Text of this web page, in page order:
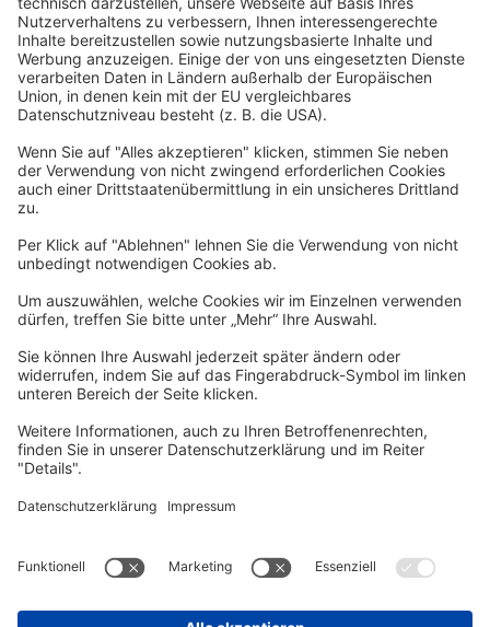
Allgemeine Geschäftsbedingungen
Widerrufsbelehrung
Datenschutzerklärung
Barrierefreiheitserklärung
Impressum
Newsletter
Per E-Mail informieren wir Sie über interessante Angebote.
Zum Newsletter anmelden
vhs Post
Zur vhs Post anmelden
Kontrast
Kurs-Merkliste
Bitte melden Sie sich über den folgenden Button an: